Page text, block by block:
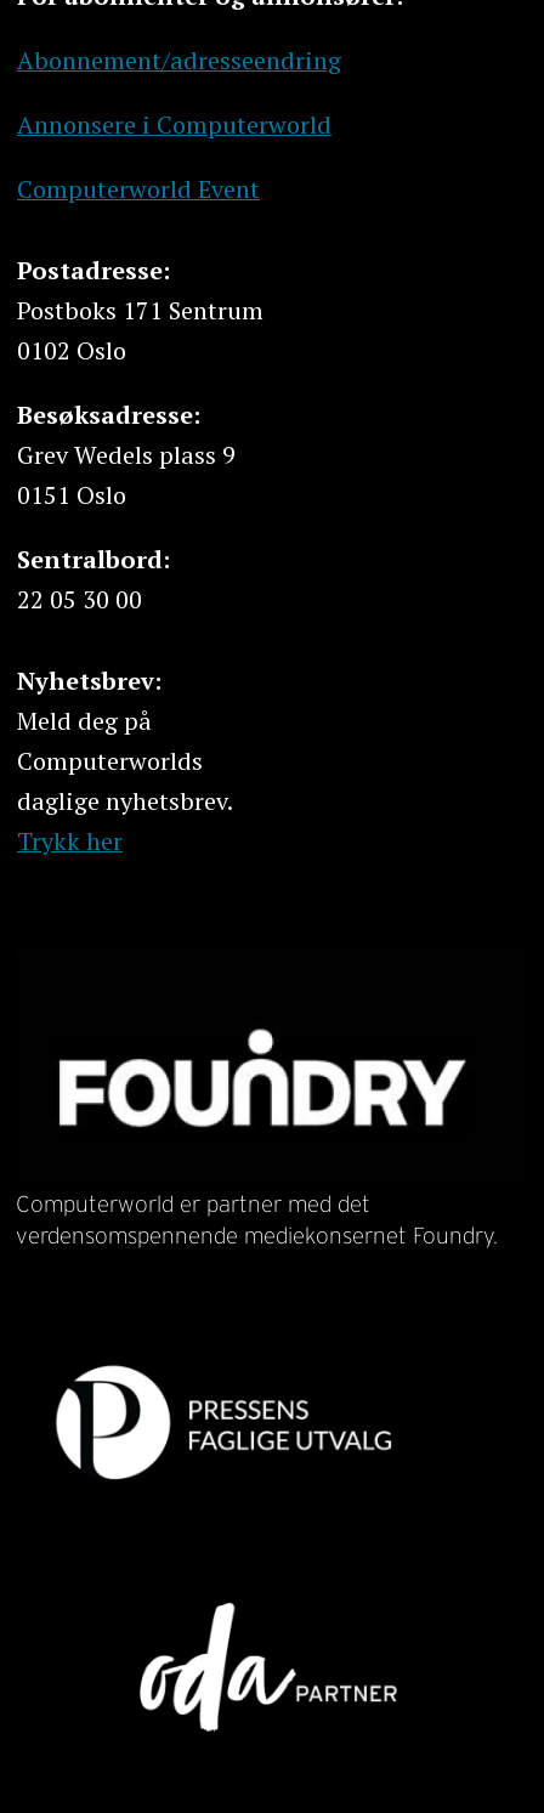
Abonnement/adresseendring
Annonsere i Computerworld
Computerworld Event
Postadresse:
Postboks 171 Sentrum
0102 Oslo
Besøksadresse:
Grev Wedels plass 9
0151 Oslo
Sentralbord:
22 05 30 00
Nyhetsbrev:
Meld deg på
Computerworlds
daglige nyhetsbrev.
Trykk her
Computerworld er partner med det
verdensomspennende mediekonsernet Foundry.